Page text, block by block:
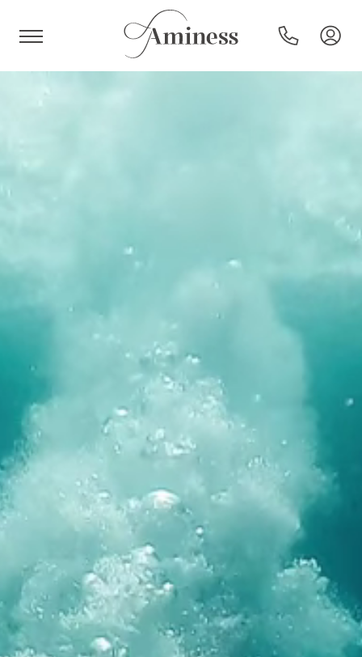
HR
Campeggi
Offerte speciali
Destinazioni
Tipi di vacanza
Marchi
Programma Ami Loyalty
Blog